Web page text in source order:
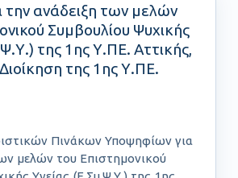
την ανάδειξη των μελών
Συμβουλίου Ψυχικής
της 1ης Υ.ΠΕ. Αττικής,
της 1ης Υ.ΠΕ.
Πινάκων Υποψηφίων για
μελών του Επιστημονικού